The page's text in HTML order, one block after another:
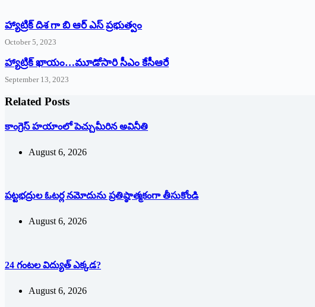
హ్యాట్రిక్ దిశ గా బి ఆర్ ఎస్ ప్రభుత్వం
October 5, 2023
హ్యాట్రిక్‌ ‌ఖాయం…మూడోసారి సీఎం కేసీఆరే
September 13, 2023
Related Posts
కాంగ్రెస్ హయాంలో పెచ్చుమీరిన అవినీతి
August 6, 2026
పట్టభద్రుల ఓటర్ల నమోదును ప్రతిష్ఠాత్మకంగా తీసుకోండి
August 6, 2026
24 గంటల విద్యుత్ ఎక్కడ?
August 6, 2026